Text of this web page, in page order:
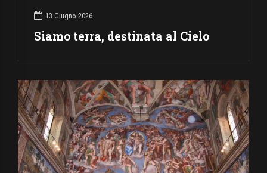
13 Giugno 2026
Siamo terra, destinata al Cielo